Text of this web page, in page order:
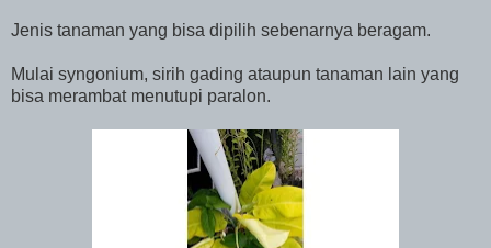
Jenis tanaman yang bisa dipilih sebenarnya beragam.
Mulai syngonium, sirih gading ataupun tanaman lain yang
bisa merambat menutupi paralon.